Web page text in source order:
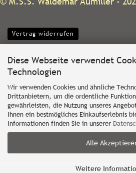
Diese Webseite verwendet
Technologien
Wir verwenden Cookies und ähnliche
Drittanbietern, um die ordentliche
gewährleisten, die Nutzung unseres
Ihnen ein bestmögliches Einkaufserlebnis
Informationen finden Sie in unserer
Alle
Weitere
Vertrag widerrufen